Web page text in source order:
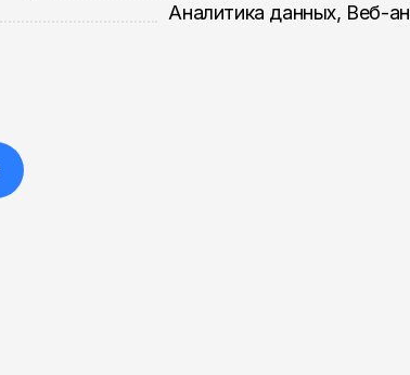
Аналитика данных, Веб-